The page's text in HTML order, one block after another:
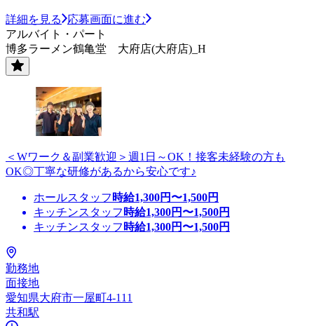
詳細を見る
応募画面に進む
アルバイト・パート
博多ラーメン鶴亀堂 大府店(大府店)_H
＜Wワーク＆副業歓迎＞週1日～OK！接客未経験の方も
OK◎丁寧な研修があるから安心です♪
ホールスタッフ 時給1,300円〜1,500円
キッチンスタッフ 時給1,300円〜1,500円
キッチンスタッフ 時給1,300円〜1,500円
勤務地
面接地
愛知県大府市一屋町4-111
共和駅